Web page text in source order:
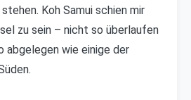
Koh Samui schien mir
zu sein – nicht so überlaufen
abgelegen wie einige der